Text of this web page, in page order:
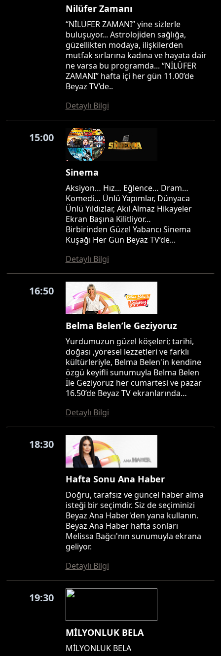
Nilüfer Zamanı
“NİLÜFER ZAMANI” yine sizlerle
buluşuyor... Astrolojiden sağlığa,
güzellikten modaya, ilişkilerden
mutfak sırlarına kadına ve hayata dair
ne varsa bu programda... “NİLÜFER
ZAMANI” hafta içi her gün 11.00’de
Beyaz TV’de..
Detaylı Bilgi
15:00
Sinema
Aksiyon… Hız… Eğlence… Dram…
Komedi… Ünlü Yapımlar, Dünyaca
Ünlü Yıldızlar, Akıl Almaz Hikayeler
Ekran Başına Kilitliyor…
Birbirinden Güzel Yabancı Sinema
Kuşağı Her Gün Beyaz TV’de...
Detaylı Bilgi
16:50
Belma Belen’le Geziyoruz
Yurdumuzun güzel köşeleri; tarihi,
doğası ,yöresel lezzetleri ve farklı
kültürleriyle, Belma Belen'in kendine
özgü keyifli sunumuyla Belma Belen
İle Geziyoruz her cumartesi ve pazar
16.50’de Beyaz TV ekranlarında…
Detaylı Bilgi
18:30
Hafta Sonu Ana Haber
Doğru, tarafsız ve güncel haber alma
isteği bir seçimdir. Siz de seçiminizi
Beyaz Ana Haber'den yana kullanın.
Beyaz Ana Haber hafta sonları
Melissa Bağcı'nın sunumuyla ekrana
geliyor.
Detaylı Bilgi
19:30
MİLYONLUK BELA
MİLYONLUK BELA